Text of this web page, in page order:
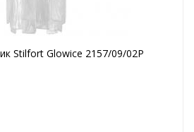
Stilfort Glowice 2157/09/02P